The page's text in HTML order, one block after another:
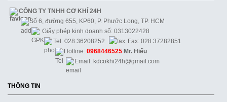
CÔNG TY TNHH CƠ KHÍ 24H
Số 6, đường 655, KP60, P. Phước Long, TP. HCM
Giấy phép kinh doanh số: 0313022428
Tel: 028.36208252
Fax: 028.37282851
Hotline: 0968446525 Mr. Hiếu
Email: kdcokhi24h@gmail.com
THÔNG TIN